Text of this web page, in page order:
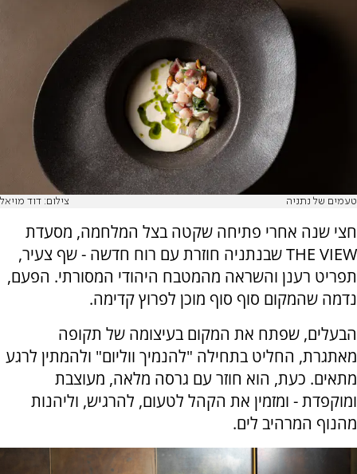
טעמים של נתניה צילום: דוד מויאל
חצי שנה אחרי פתיחה שקטה בצל המלחמה, מסעדת
THE VIEW שבנתניה חוזרת עם רוח חדשה - שף צעיר,
תפריט רענן והשראה מהמטבח היהודי המסורתי. הפעם,
נדמה שהמקום סוף סוף מוכן לפרוץ קדימה.
הבעלים, שפתח את המקום בעיצומה של תקופה
מאתגרת, החליט בתחילה "להנמיך ווליום" ולהמתין לרגע
מתאים. כעת, הוא חוזר עם גרסה מלאה, מעוצבת
ומוקפדת - ומזמין את הקהל לטעום, להרגיש, וליהנות
מהנוף המרהיב לים.